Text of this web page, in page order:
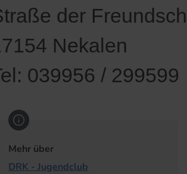
der
Nekalen
039956 / 299599
Mehr über
DRK - Jugendclub